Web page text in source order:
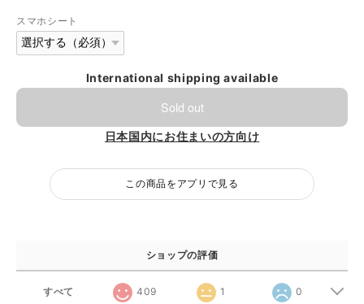
スマホシート
International shipping available
Sold out
日本国内にお住まいの方向け
この商品をアプリで見る
ショップの評価
すべて 409 1 0